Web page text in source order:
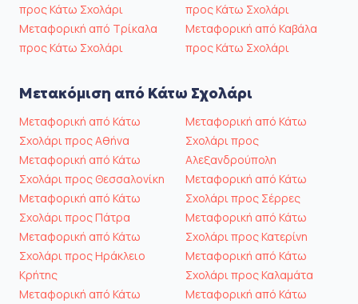
προς Κάτω Σχολάρι
Μεταφορική από Τρίκαλα
προς Κάτω Σχολάρι
προς Κάτω Σχολάρι
Μεταφορική από Καβάλα
προς Κάτω Σχολάρι
Μετακόμιση από Κάτω Σχολάρι
Μεταφορική από Κάτω
Σχολάρι προς Αθήνα
Μεταφορική από Κάτω
Σχολάρι προς Θεσσαλονίκη
Μεταφορική από Κάτω
Σχολάρι προς Πάτρα
Μεταφορική από Κάτω
Σχολάρι προς Ηράκλειο
Κρήτης
Μεταφορική από Κάτω
Μεταφορική από Κάτω
Σχολάρι προς
Αλεξανδρούπολη
Μεταφορική από Κάτω
Σχολάρι προς Σέρρες
Μεταφορική από Κάτω
Σχολάρι προς Κατερίνη
Μεταφορική από Κάτω
Σχολάρι προς Καλαμάτα
Μεταφορική από Κάτω